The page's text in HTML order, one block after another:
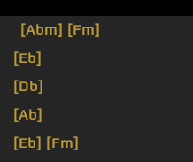
[Abm] [Fm]
[Eb]
[Db]
[Ab]
[Eb] [Fm]